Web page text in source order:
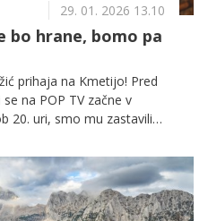
29. 01. 2026 13.10
bo hrane, bomo pa
prihaja na Kmetijo! Pred
na POP TV začne v
20. uri, smo mu zastavili
se je predstavil kot
ve, kaj si želi, in